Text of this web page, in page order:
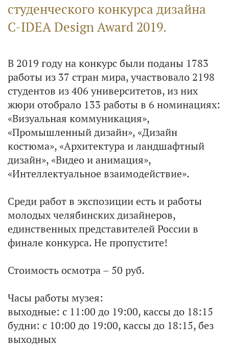
студенческого конкурса дизайна
C-IDEA Design Award 2019.
В 2019 году на конкурс были поданы 1783
работы из 37 стран мира, участвовало 2198
студентов из 406 университетов, из них
жюри отобрало 133 работы в 6 номинациях:
«Визуальная коммуникация»,
«Промышленный дизайн», «Дизайн
костюма», «Архитектура и ландшафтный
дизайн», «Видео и анимация»,
«Интеллектуальное взаимодействие».
Среди работ в экспозиции есть и работы
молодых челябинских дизайнеров,
единственных представителей России в
финале конкурса. Не пропустите!
Стоимость осмотра – 50 руб.
Часы работы музея:
выходные: с 11:00 до 19:00, кассы до 18:15
будни: с 10:00 до 19:00, кассы до 18:15, без
выходных